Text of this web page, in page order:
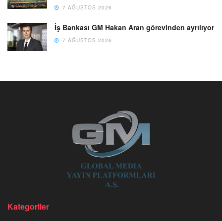
7 AĞUSTOS 2026
İş Bankası GM Hakan Aran görevinden ayrılıyor
7 AĞUSTOS 2026
Kategoriler